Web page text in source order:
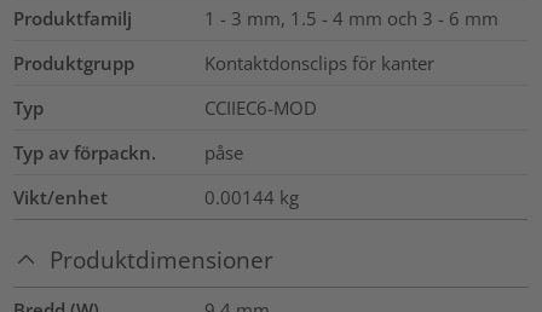
Produktfamilj
1 - 3 mm, 1.5 - 4 mm och 3 - 6 mm
Produktgrupp
Kontaktdonsclips för kanter
Typ
CCIIEC6-MOD
Typ av förpackn.
påse
Vikt/enhet
0.00144 kg
Produktdimensioner